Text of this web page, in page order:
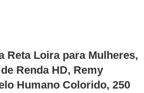
Reta Loira para Mulheres,
Renda HD, Remy
Humano Colorido, 250